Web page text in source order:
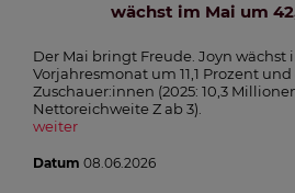
wächst im Mai um
Der Mai bringt Freude. Joyn wächst
Vorjahresmonat um 11,1 Prozent
Zuschauer:innen (2025: 10,3
Nettoreichweite Z ab 3).
weiter
Datum 08.06.2026